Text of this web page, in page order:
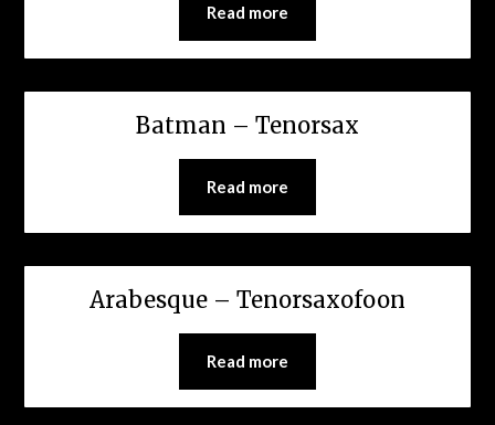
Read more
Batman – Tenorsax
Read more
Arabesque – Tenorsaxofoon
Read more